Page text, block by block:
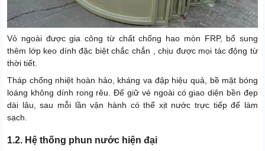
Vỏ ngoài được gia công từ chất chống hao mòn FRP, bổ sung
thêm lớp keo dính đặc biệt chắc chắn , chịu được mọi tác động từ
thời tiết.
Tháp chống nhiệt hoàn hảo, kháng va đập hiệu quả, bề mặt bóng
loáng không dính rong rêu. Để giữ vẻ ngoài có giao diện bền đẹp
dài lâu, sau mỗi lần vận hành có thể xịt nước trực tiếp để làm
sạch.
1.2. Hệ thống phun nước hiện đại